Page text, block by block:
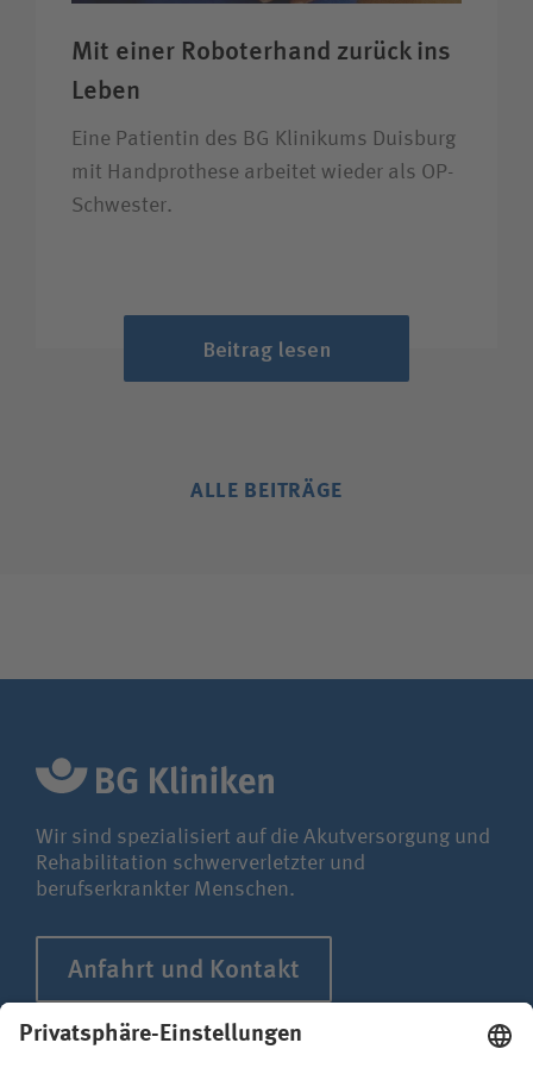
Mit einer Roboter­hand zurück ins
Leben
Eine Patientin des BG Klinikums Duisburg
mit Handprothese arbeitet wieder als OP-
Schwester.
Beitrag lesen
ALLE BEITRÄGE
Wir sind spezialisiert auf die Akutversorgung und
Rehabilitation schwerverletzter und
berufserkrankter Menschen.
Anfahrt und Kontakt